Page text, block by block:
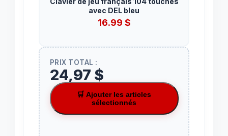
avec DEL bleu
16.99 $
PRIX TOTAL :
24,97 $
🛒 Ajouter les articles
sélectionnés